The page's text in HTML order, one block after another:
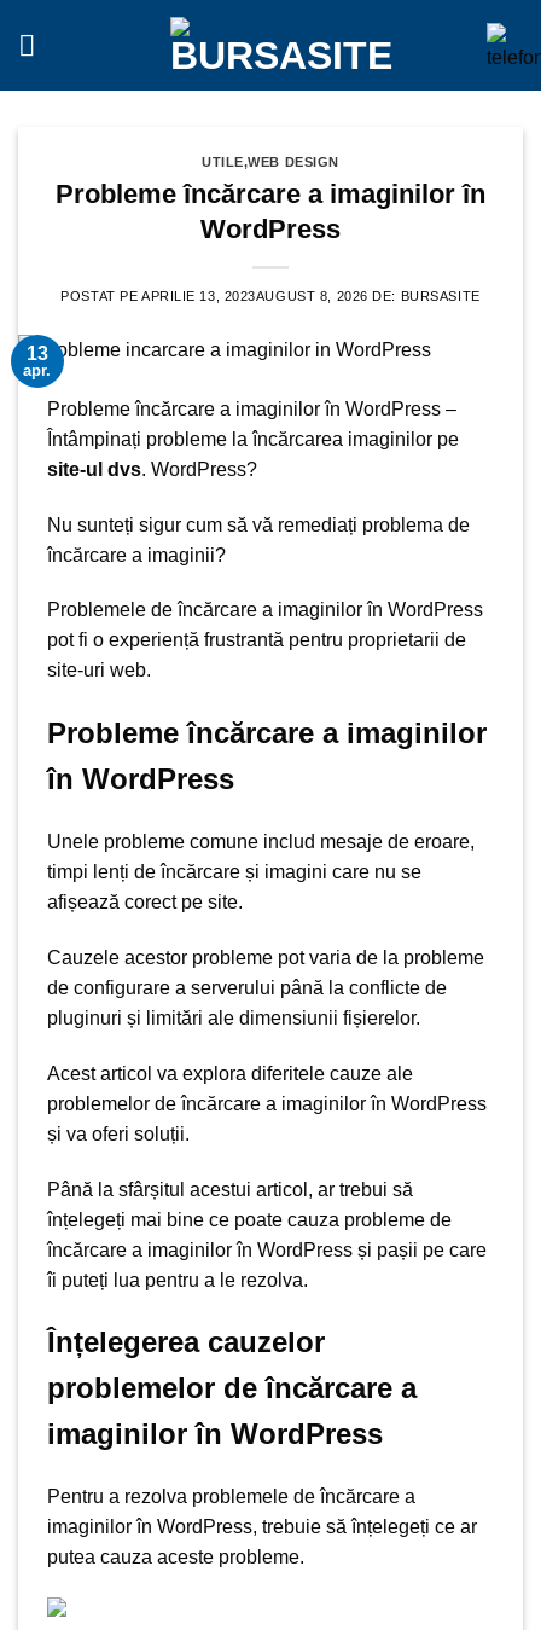
UTILE,WEB DESIGN
Probleme încărcare a imaginilor în
WordPress
POSTAT PE APRILIE 13, 2023AUGUST 8, 2026 DE: BURSASITE
13
apr.
Probleme încărcare a imaginilor în WordPress –
Întâmpinați probleme la încărcarea imaginilor pe
site-ul dvs. WordPress?
Nu sunteți sigur cum să vă remediați problema de
încărcare a imaginii?
Problemele deîncărcare a imaginilorîn WordPress
pot fi o experiență frustrantă pentru proprietarii de
site-uri web.
Probleme încărcare a imaginilor
în WordPress
Unele probleme comune includ mesaje de eroare,
timpi lenți de încărcare și imagini care nu se
afișează corect pe site.
Cauzele acestor probleme pot varia de la probleme
de configurare a serverului până la conflicte de
pluginuri și limitări ale dimensiunii fișierelor.
Acest articol va explora diferitele cauze ale
problemelor de încărcare a imaginilor în WordPress
și va oferi soluții.
Până la sfârșitul acestui articol, ar trebui să
înțelegeți mai bine ce poate cauza probleme de
încărcare a imaginilor în WordPress și pașii pe care
îi puteți lua pentru a le rezolva.
Înțelegerea cauzelor
problemelor de încărcare a
imaginilor în WordPress
Pentru a rezolva problemele de încărcare a
imaginilor în WordPress, trebuie să înțelegeți ce ar
putea cauza aceste probleme.